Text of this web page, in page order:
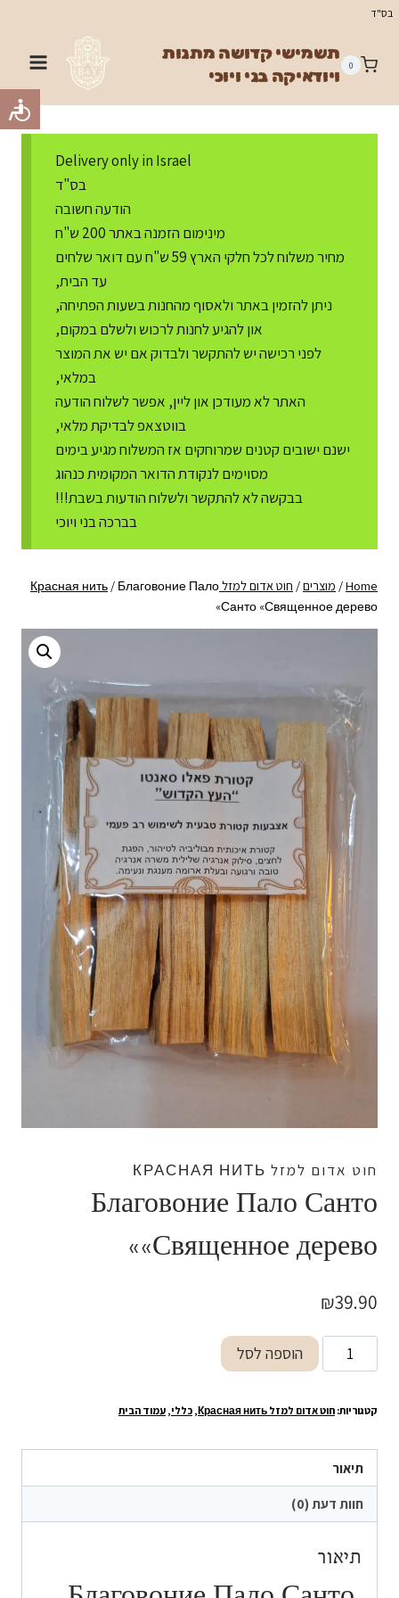
Skip
content
בס"ד
0
תשמישי קדושה מתנות
ויודאיקה בני ויוכי
Delivery only in Israel
בס"ד
הודעה חשובה
מינימום הזמנה באתר 200 ש"ח
מחיר משלוח לכל חלקי הארץ 59 ש"ח עם דואר שלחים
עד הבית,
ניתן להזמין באתר ולאסוף מהחנות בשעות הפתיחה,
און להגיע לחנות לרכוש ולשלם במקום,
לפני רכישה יש להתקשר ולבדוק אם יש את המוצר
במלאי,
האתר לא מעודכן און ליין, אפשר לשלוח הודעה
בווטצאפ לבדיקת מלאי,
ישנם ישובים קטנים שמרוחקים אז המשלוח מגיע בימים
מסוימים לנקודת הדואר המקומית כנהוג
בבקשה לא להתקשר ולשלוח הודעות בשבת!!!
בברכה בני ויוכי
Home
/ מוצרים/ חוט אדום למזל Красная нить / Благовоние Пало
Санто «Священное дерево»
חוט אדום למזל КРАСНАЯ НИТЬ
Благовоние Пало Санто
«Священное дерево»
₪39.90
כמות
של
Пало
«Священное
дерево»
הוספה לסל
קטגוריות: חוט אדום למזל Красная нить , כללי, עמוד הבית
תיאור
חוות דעת (0)
תיאור